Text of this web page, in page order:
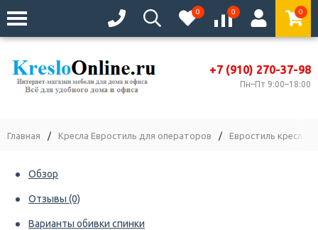
0 0 0
+7 (910) 270-37-98
Пн–Пт 9:00–18:00
Главная / Кресла Евростиль для операторов / Евростиль кресла с
Обзор
Отзывы (0)
Варианты обивки спинки